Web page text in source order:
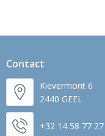
Contact
Kievermont 6
2440 GEEL
+32 14 58 77 27